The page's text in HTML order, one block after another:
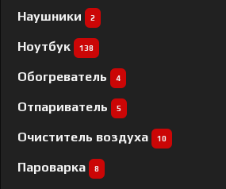
Наушники 2
Ноутбук 138
Обогреватель 4
Отпариватель 5
Очиститель воздуха 10
Пароварка 8